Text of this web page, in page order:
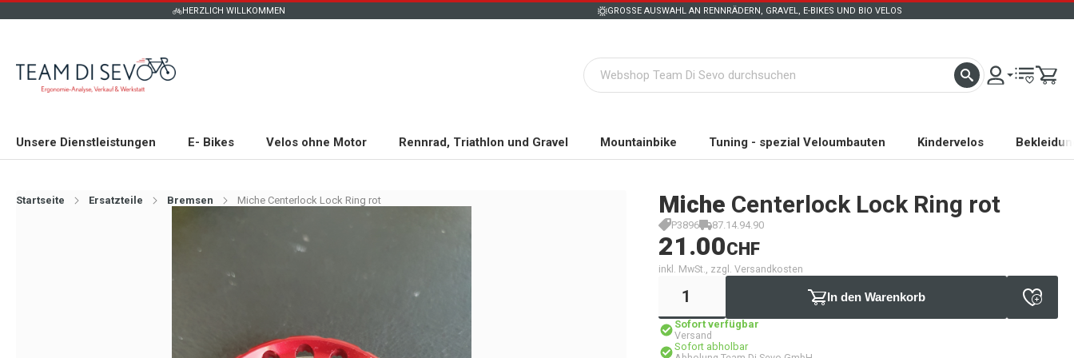
HERZLICH WILLKOMMEN GROSSE AUSWAHL AN RENNRÄDERN, GRAVEL, E-BIKES UND BIO VELOS
Unsere Dienstleistungen E- Bikes Velos ohne Motor Rennrad, Triathlon und Gravel Mountainbike Tuning - spezial Veloumbauten Kindervelos
Startseite Ersatzteile Bremsen Miche Centerlock Lock Ring rot Miche Centerlock Lock Ring rot
P3896 87.14.94.90
21.00CHF
inkl. MwSt., zzgl. Versandkosten
In den Warenkorb
Sofort verfügbar
Versand
Sofort abholbar